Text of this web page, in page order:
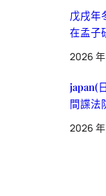
戊戌年
在孟子
2026 年
japan(
間諜法
2026 年